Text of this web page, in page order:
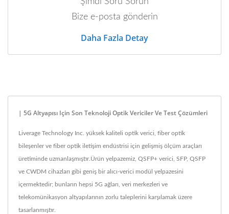
Bize e-posta gönderin
Daha Fazla Detay
| 5G Altyapısı Için Son Teknoloji Optik Vericiler Ve Test Çözümleri
Liverage Technology Inc. yüksek kaliteli optik verici, fiber optik
bileşenler ve fiber optik iletişim endüstrisi için gelişmiş ölçüm araçları
üretiminde uzmanlaşmıştır.Ürün yelpazemiz, QSFP+ verici, SFP, QSFP
ve CWDM cihazları gibi geniş bir alıcı-verici modül yelpazesini
içermektedir; bunların hepsi 5G ağları, veri merkezleri ve
telekomünikasyon altyapılarının zorlu taleplerini karşılamak üzere
tasarlanmıştır.